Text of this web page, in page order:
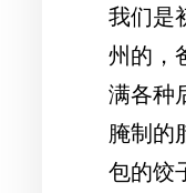
我们是
州的，
满各种
腌制的
包的饺